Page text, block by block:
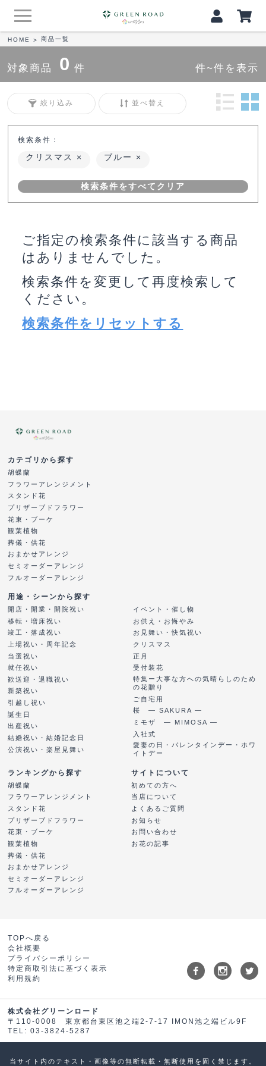
HOME > 商品一覧
対象商品 0 件 件~件を表示
絞り込み 並べ替え
検索条件：
クリスマス ブルー
検索条件をすべてクリア
ご指定の検索条件に該当する商品
はありませんでした。
検索条件を変更して再度検索して
ください。
検索条件をリセットする
カテゴリから探す
胡蝶蘭
フラワーアレンジメント
スタンド花
プリザーブドフラワー
花束・ブーケ
観葉植物
葬儀・供花
おまかせアレンジ
セミオーダーアレンジ
フルオーダーアレンジ
用途・シーンから探す
開店・開業・開院祝い
移転・増床祝い
竣工・落成祝い
上場祝い・周年記念
当選祝い
就任祝い
歓送迎・退職祝い
新築祝い
引越し祝い
誕生日
出産祝い
結婚祝い・結婚記念日
公演祝い・楽屋見舞い
イベント・催し物
お供え・お悔やみ
お見舞い・快気祝い
クリスマス
正月
受付装花
特集ー大事な方への気晴らしのため
の花贈り
ご自宅用
桜 ― SAKURA ―
ミモザ ― MIMOSA ―
入社式
愛妻の日・バレンタインデー・ホワ
イトデー
ランキングから探す
胡蝶蘭
フラワーアレンジメント
スタンド花
プリザーブドフラワー
花束・ブーケ
観葉植物
葬儀・供花
おまかせアレンジ
セミオーダーアレンジ
フルオーダーアレンジ
サイトについて
初めての方へ
当店について
よくあるご質問
お知らせ
お問い合わせ
お花の記事
TOPへ戻る
会社概要
プライバシーポリシー
特定商取引法に基づく表示
利用規約
株式会社グリーンロード
〒110-0008 東京都台東区池之端2-7-17 IMON池之端ビル9F
TEL: 03-3824-5287
当サイト内のテキスト・画像等の無断転載・無断使用を固く禁じます。